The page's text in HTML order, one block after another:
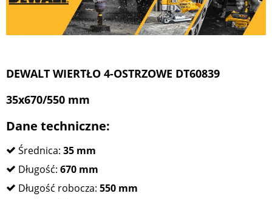
DEWALT WIERTŁO 4-OSTRZOWE DT60839
35x670/550 mm
Dane techniczne:
Średnica: 35 mm
Długość: 670 mm
Długość robocza: 550 mm